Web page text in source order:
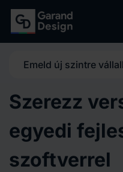
Emeld új szintre
Szerezz
egyedi
szoftverrel